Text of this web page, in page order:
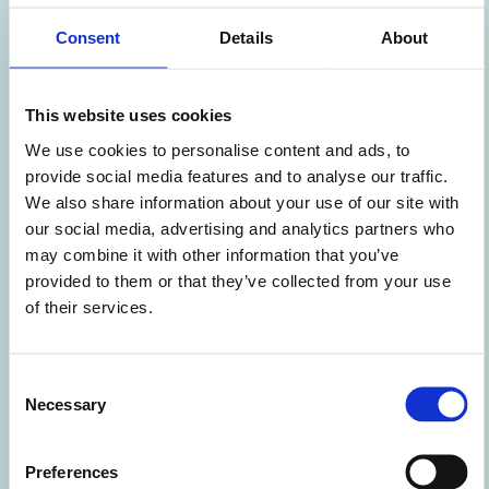
Consent Details About
This website uses cookies
We use cookies to personalise content and ads, to
provide social media features and to analyse our traffic.
We also share information about your use of our site with
our social media, advertising and analytics partners who
may combine it with other information that you’ve
provided to them or that they’ve collected from your use
of their services.
Selection
Necessary
Preferences
CASE
Rataplan: grootste en leukste
kringloopwinkelketen
Lees